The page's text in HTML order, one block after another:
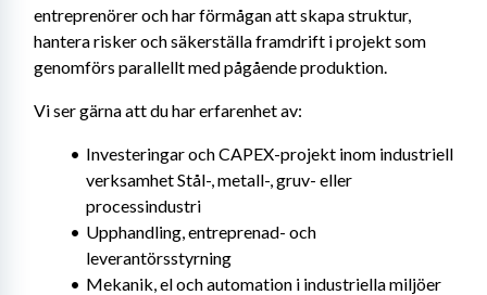
entreprenörer och har förmågan att skapa struktur,
hantera risker och säkerställa framdrift i projekt som
genomförs parallellt med pågående produktion.
Vi ser gärna att du har erfarenhet av:
Investeringar och CAPEX-projekt inom industriell
verksamhet Stål-, metall-, gruv- eller
processindustri
Upphandling, entreprenad- och
leverantörsstyrning
Mekanik, el och automation i industriella miljöer